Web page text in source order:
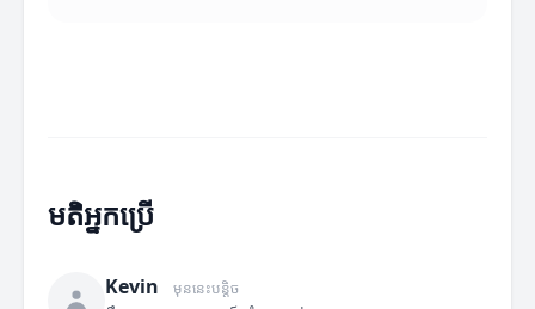
មតិអ្នកប្រើ
Kevin មុននេះបន្តិច